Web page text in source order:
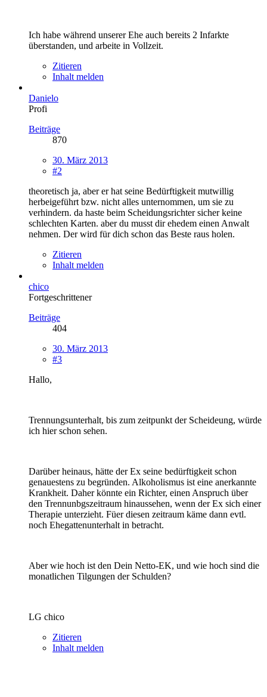
Ich habe während unserer Ehe auch bereits 2 Infarkte
überstanden, und arbeite in Vollzeit.
Zitieren
Inhalt melden
Danielo
Profi
Beiträge
870
30. März 2013
#2
theoretisch ja, aber er hat seine Bedürftigkeit mutwillig
herbeigeführt bzw. nicht alles unternommen, um sie zu
verhindern. da haste beim Scheidungsrichter sicher keine
schlechten Karten. aber du musst dir ehedem einen Anwalt
nehmen. Der wird für dich schon das Beste raus holen.
Zitieren
Inhalt melden
chico
Fortgeschrittener
Beiträge
404
30. März 2013
#3
Hallo,
Trennungsunterhalt, bis zum zeitpunkt der Scheideung, würde
ich hier schon sehen.
Darüber heinaus, hätte der Ex seine bedürftigkeit schon
genauestens zu begründen. Alkoholismus ist eine anerkannte
Krankheit. Daher könnte ein Richter, einen Anspruch über
den Trennunbgszeitraum hinaussehen, wenn der Ex sich einer
Therapie unterzieht. Füer diesen zeitraum käme dann evtl.
noch Ehegattenunterhalt in betracht.
Aber wie hoch ist den Dein Netto-EK, und wie hoch sind die
monatlichen Tilgungen der Schulden?
LG chico
Zitieren
Inhalt melden